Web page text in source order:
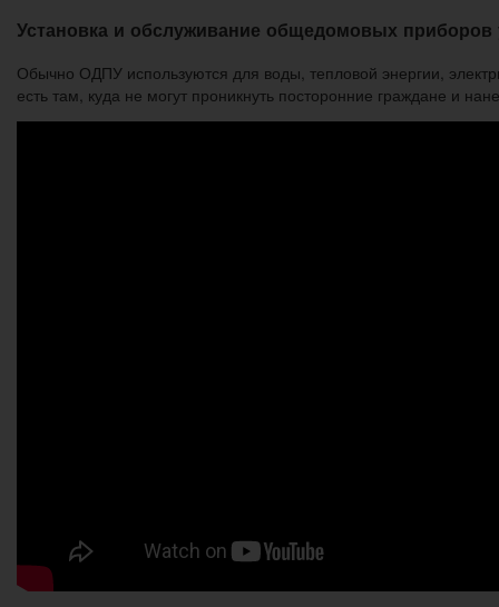
Установка и обслуживание общедомовых приборов
Обычно ОДПУ используются для воды, тепловой энергии,
есть там, куда не могут проникнуть посторонние граждане и